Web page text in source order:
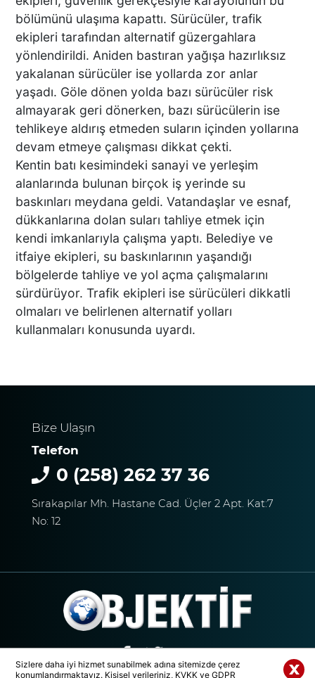
Sizlere daha iyi hizmet sunabilmek adına sitemizde çerez
konumlandırmaktayız. Kişisel verileriniz, KVKK ve GDPR
GEL” DEDİ! OKEYE DEVAM
ETTİ
DENİZLİ’DEN TATİLE GİDEN
GRUBUN GÖZÜ ÖNÜNDE
TEKNE ÇALIŞANLARI
BİRBİRİNE GİRDİ!
ÜNLÜ YÖNETMEN EZEL
AKAY’A ŞOK OPERASYON!
KARDEŞİYLE GÖZALTINA
ALINDI
DENİZLİ’DE ÇARPIŞMANIN
ŞİDDETİYLE SAVRULDU! 5
ARAÇ HASAR GÖRDÜ
Sosyal Medyayı Salladı
İŞYERLERİNDE ARAMA
bölümünü ulaşıma kapattı. Sürücüler, trafik
ekipleri tarafından alternatif güzergahlara
yönlendirildi. Aniden bastıran yağışa hazırlıksız
yakalanan sürücüler ise yollarda zor anlar
yaşadı. Göle dönen yolda bazı sürücüler risk
almayarak geri dönerken, bazı sürücülerin ise
tehlikeye aldırış etmeden suların içinden yollarına
devam etmeye çalışması dikkat çekti.
Kentin batı kesimindeki sanayi ve yerleşim
alanlarında bulunan birçok iş yerinde su
baskınları meydana geldi. Vatandaşlar ve esnaf,
dükkanlarına dolan suları tahliye etmek için
kendi imkanlarıyla çalışma yaptı. Belediye ve
itfaiye ekipleri, su baskınlarının yaşandığı
bölgelerde tahliye ve yol açma çalışmalarını
sürdürüyor. Trafik ekipleri ise sürücüleri dikkatli
olmaları ve belirlenen alternatif yolları
kullanmaları konusunda uyardı.
Bize Ulaşın
Telefon
0 (258) 262 37 36
Sırakapılar Mh. Hastane Cad. Üçler 2 Apt. Kat:7
No: 12